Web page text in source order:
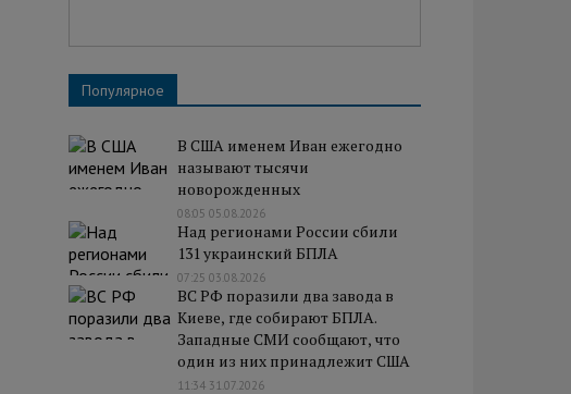
Популярное
В США именем Иван ежегодно
называют тысячи
новорожденных
08:05 05.08.2026
Над регионами России сбили
131 украинский БПЛА
07:25 03.08.2026
ВС РФ поразили два завода в
Киеве, где собирают БПЛА.
Западные СМИ сообщают, что
один из них принадлежит США
11:34 31.07.2026